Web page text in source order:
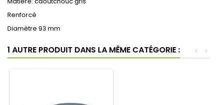
Renforcé
Diamètre 93 mm
1 AUTRE PRODUIT DANS LA MÊME CATÉGORIE : >
<